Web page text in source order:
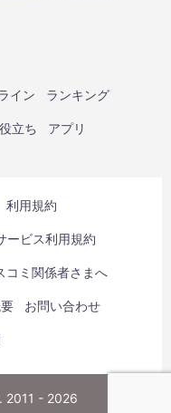
イン ランキング
立ち アプリ
利用規約
ービス利用規約
コミ関係者さまへ
お問い合わせ
2011 - 2026